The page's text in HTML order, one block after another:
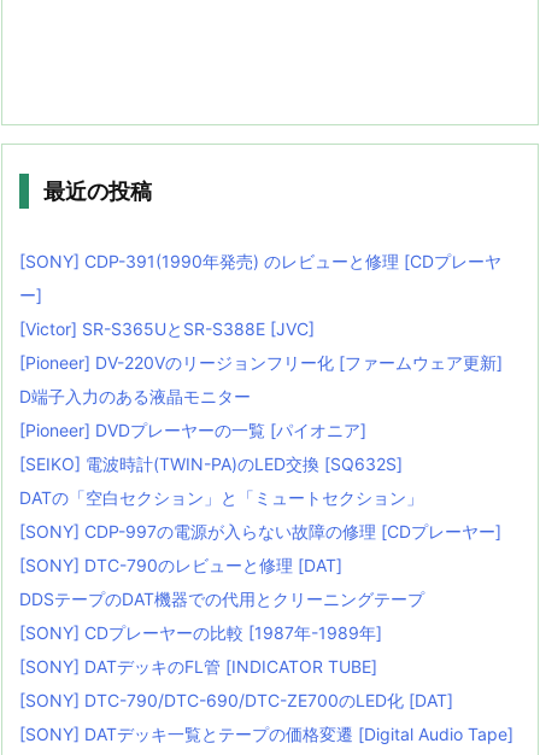
最近の投稿
[SONY] CDP-391(1990年発売) のレビューと修理 [CDプレーヤ
ー]
[Victor] SR-S365UとSR-S388E [JVC]
[Pioneer] DV-220Vのリージョンフリー化 [ファームウェア更新]
D端子入力のある液晶モニター
[Pioneer] DVDプレーヤーの一覧 [パイオニア]
[SEIKO] 電波時計(TWIN-PA)のLED交換 [SQ632S]
DATの「空白セクション」と「ミュートセクション」
[SONY] CDP-997の電源が入らない故障の修理 [CDプレーヤー]
[SONY] DTC-790のレビューと修理 [DAT]
DDSテープのDAT機器での代用とクリーニングテープ
[SONY] CDプレーヤーの比較 [1987年-1989年]
[SONY] DATデッキのFL管 [INDICATOR TUBE]
[SONY] DTC-790/DTC-690/DTC-ZE700のLED化 [DAT]
[SONY] DATデッキ一覧とテープの価格変遷 [Digital Audio Tape]